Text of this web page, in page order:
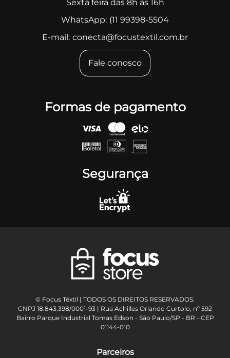
Sexta feira das 8h às 16h
WhatsApp: (11 99398-5504
E-mail: conecta@focustextil.com.br
Fale conosco
Formas de pagamento
Segurança
© Focus Têxtil | TODOS OS DIREITOS RESERVADOS.
CNPJ 18.843.398/0001-93 | Rua Achilles Orlando Curtolo, nº 592
Bairro Parque Industrial Tomas Edson - São Paulo/SP - BR - CEP
01144-010
Parceiros